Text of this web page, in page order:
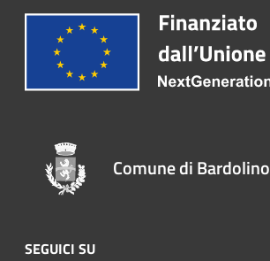
Comune di Bardolino
SEGUICI SU